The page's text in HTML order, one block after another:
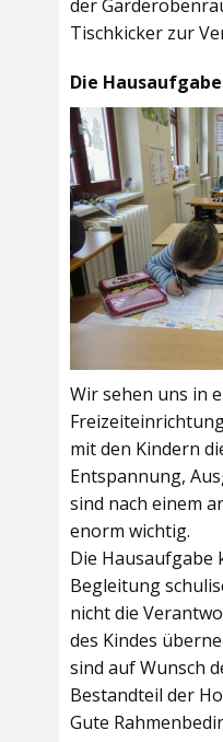
der
Tischkicker zur
Die
Wir sehen uns in
mit den Kindern
Entspannung,
sind nach einem
enorm wichtig.
Die Hausaufgabe
Begleitung
nicht die
des Kindes
sind auf Wunsch
Bestandteil der
Gute